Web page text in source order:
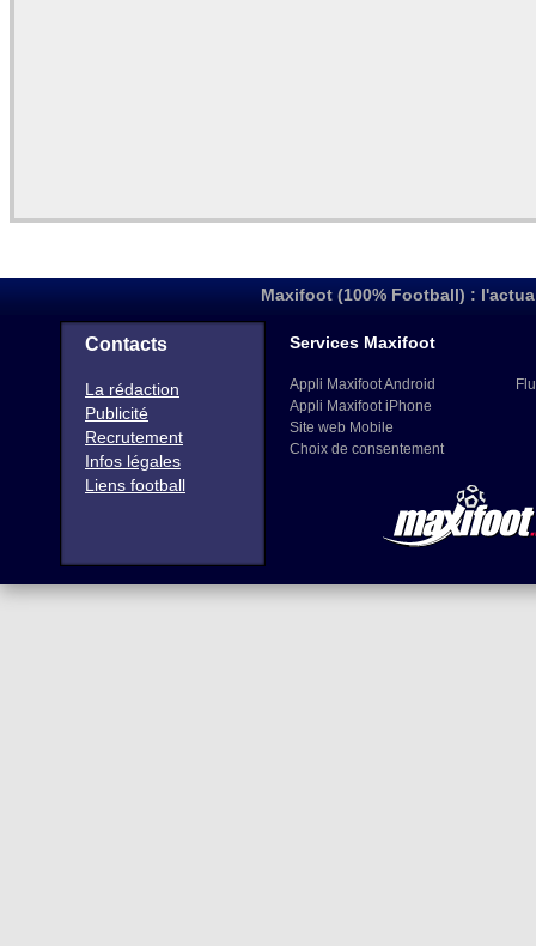
Maxifoot (100% Football) :
Contacts
La rédaction
Publicité
Recrutement
Infos légales
Liens football
Services Maxifoot
Appli Maxifoot Android
Appli Maxifoot iPhone
Site web Mobile
Choix de consentement